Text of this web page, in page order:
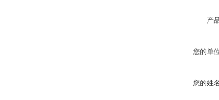
产
您的单
您的姓